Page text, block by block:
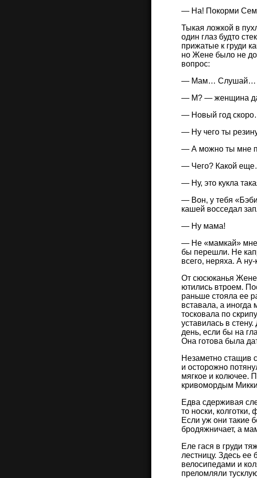
— На! Покорми
Тыкая ложкой в
один глаз будто
прижатые к груди
но Жене было не до
вопрос:
— Мам… Слушай…
— М? — женщина
— Новый год
— Ну чего ты
— А можно ты мне
— Чего? Какой
— Ну, это кукла
— Вон, у тебя
кашей восседал
— Ну мама!
— Не «мамкай» мне.
бы перешли. Не
всего, неряха. А
От сюсюканья Жене
ютились втроем.
раньше стояла ее
вставала, а
тосковала по
уставилась в
день, если бы на
Она готова была
Незаметно стащив
и осторожно
мягкое и колючее.
кривомордым
Едва сдерживая
то носки,
Если уж они такие
бродяжничает, а
Еле гася в груди
лестницу. Здесь
велосипедами и
преломляли